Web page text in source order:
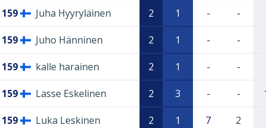
159 Juha Hyyryläinen 2 1 - -
159 Juho Hänninen 2 1 - -
159 kalle harainen 2 1 - -
159 Lasse Eskelinen 2 3 - -
159 Luka Leskinen 2 1 7 2